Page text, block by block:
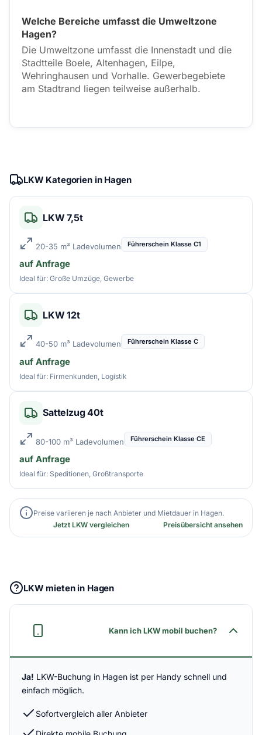
Welche Bereiche umfasst die Umweltzone
Hagen?
Die Umweltzone umfasst die Innenstadt und die
Stadtteile Boele, Altenhagen, Eilpe,
Wehringhausen und Vorhalle. Gewerbegebiete
am Stadtrand liegen teilweise außerhalb.
LKW Kategorien in Hagen
LKW 7,5t
20-35 m³ Ladevolumen Führerschein Klasse C1
auf Anfrage
Ideal für: Große Umzüge, Gewerbe
LKW 12t
40-50 m³ Ladevolumen Führerschein Klasse C
auf Anfrage
Ideal für: Firmenkunden, Logistik
Sattelzug 40t
80-100 m³ Ladevolumen Führerschein Klasse CE
auf Anfrage
Ideal für: Speditionen, Großtransporte
Preise variieren je nach Anbieter und Mietdauer in Hagen.
Jetzt LKW vergleichen
Preisübersicht ansehen
LKW mieten in Hagen
Kann ich LKW mobil buchen?
Ja! LKW-Buchung in Hagen ist per Handy schnell und
einfach möglich.
Sofortvergleich aller Anbieter